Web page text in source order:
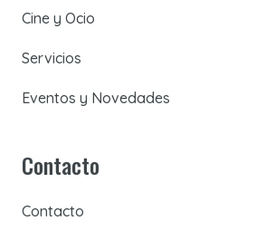
Cine y Ocio
Servicios
Eventos y Novedades
Contacto
Contacto